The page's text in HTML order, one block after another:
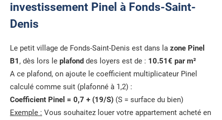
investissement Pinel à Fonds-Saint-
Denis
Le petit village de Fonds-Saint-Denis est dans la zone Pinel
B1 , dès lors le plafond des loyers est de : 10.51€ par m²
A ce plafond, on ajoute le coefficient multiplicateur Pinel
calculé comme suit (plafonné à 1,2) :
Coefficient Pinel = 0,7 + (19/S) (S = surface du bien)
Exemple : Vous souhaitez louer votre appartement acheté en